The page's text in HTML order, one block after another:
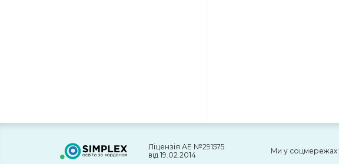
Ліцензія АЕ №291575
від 19.02.2014
Ми у соцмережах: